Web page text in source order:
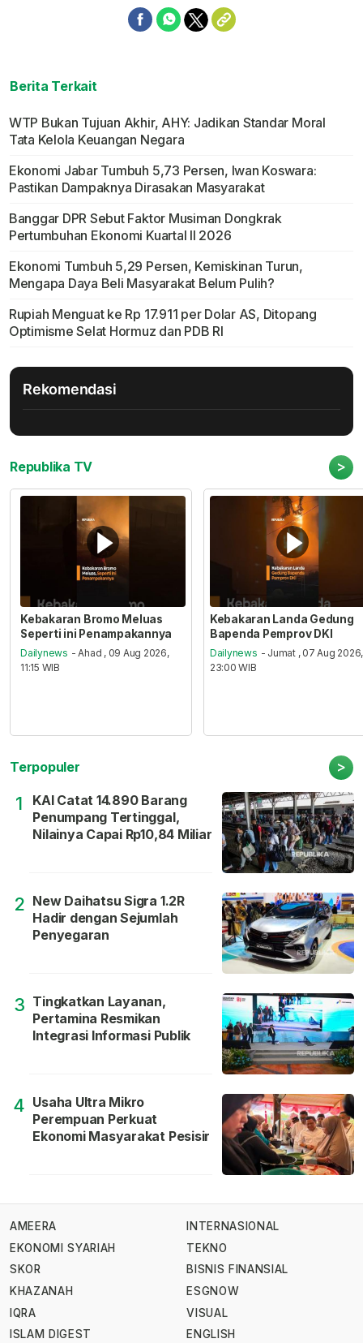
Berita Terkait
WTP Bukan Tujuan Akhir, AHY: Jadikan Standar Moral
Tata Kelola Keuangan Negara
Ekonomi Jabar Tumbuh 5,73 Persen, Iwan Koswara:
Pastikan Dampaknya Dirasakan Masyarakat
Banggar DPR Sebut Faktor Musiman Dongkrak
Pertumbuhan Ekonomi Kuartal II 2026
Ekonomi Tumbuh 5,29 Persen, Kemiskinan Turun,
Mengapa Daya Beli Masyarakat Belum Pulih?
Rupiah Menguat ke Rp 17.911 per Dolar AS, Ditopang
Optimisme Selat Hormuz dan PDB RI
Rekomendasi
Republika TV >
Kebakaran Bromo Meluas
Seperti ini Penampakannya
Dailynews - Ahad , 09 Aug 2026,
11:15 WIB
Kebakaran Landa Gedung
Bapenda Pemprov DKI
Dailynews - Jumat , 07 Aug 2026,
23:00 WIB
Terpopuler >
1
KAI Catat 14.890 Barang
Penumpang Tertinggal,
Nilainya Capai Rp10,84 Miliar
2 New Daihatsu Sigra 1.2R
Hadir dengan Sejumlah
Penyegaran
3 Tingkatkan Layanan,
Pertamina Resmikan
Integrasi Informasi Publik
4 Usaha Ultra Mikro
Perempuan Perkuat
Ekonomi Masyarakat Pesisir
AMEERA
EKONOMI SYARIAH
SKOR
KHAZANAH
IQRA
ISLAM DIGEST
INTERNASIONAL
TEKNO
BISNIS FINANSIAL
ESGNOW
VISUAL
ENGLISH